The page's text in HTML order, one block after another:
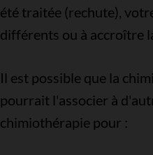
été traitée (rechute),
différents ou à accroître
Il est possible que la
pourrait l'associer à
chimiothérapie pour :